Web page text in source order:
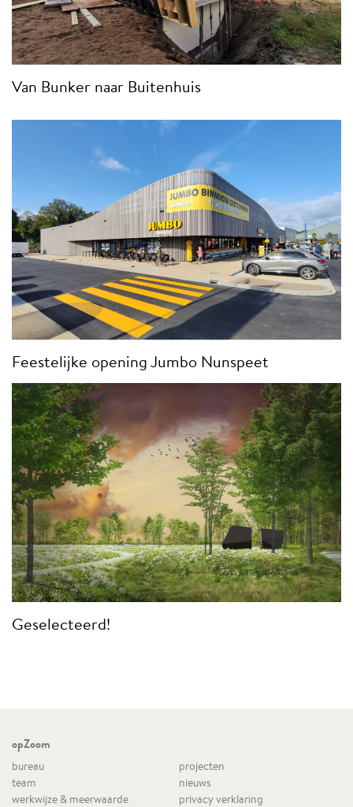
Van Bunker naar Buitenhuis
Feestelijke opening Jumbo Nunspeet
Geselecteerd!
opZoom
bureau
projecten
team
nieuws
werkwijze & meerwaarde
privacy verklaring